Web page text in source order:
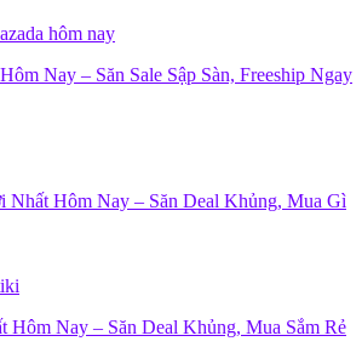
Nay – Săn Sale Sập Sàn, Freeship Ngay
Nhất Hôm Nay – Săn Deal Khủng, Mua Gì
Hôm Nay – Săn Deal Khủng, Mua Sắm Rẻ